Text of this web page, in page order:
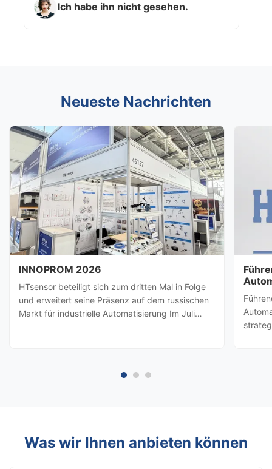
Ich habe ihn nicht gesehen.
Neueste Nachrichten
INNOPROM 2026
HTsensor beteiligt sich zum dritten Mal in Folge
und erweitert seine Präsenz auf dem russischen
Markt für industrielle Automatisierung Im Juli
Was wir Ihnen anbieten können